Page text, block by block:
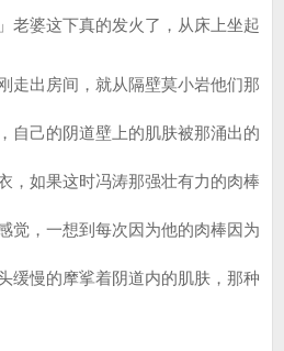
婆这下真的发火了，从床上坐起
出房间，就从隔壁莫小岩他们那
自己的阴道壁上的肌肤被那涌出的
，如果这时冯涛那强壮有力的肉棒
觉，一想到每次因为他的肉棒因为
缓慢的摩挲着阴道内的肌肤，那种